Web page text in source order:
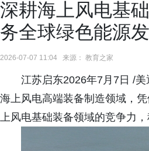
深耕海上风电基
务全球绿色能源
2026-07-07 11:04 来源： 教育之家
江苏启东2026年7月7日 /
海上风电高端装备制造领域，
上风电基础装备领域的竞争力